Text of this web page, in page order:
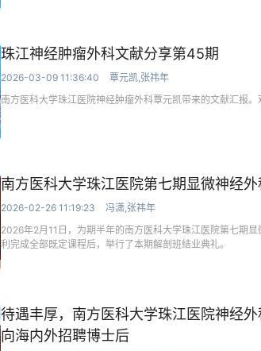
珠江神经肿瘤外科文献分享第45期
2026-03-09 11:36:40
覃元凯,张祎年
南方医科大学珠江医院神经肿瘤外科覃元凯带来的文献汇报。
南方医科大学珠江医院第七期显微神经
2026-02-26 11:19:23
冯潇,张祎年
2026年2月11日，为期半年的南方医科大学珠江医院第七期
利完成全部既定课程后，举行了本期解剖班结业典礼。
待遇丰厚，南方医科大学珠江医院神经
向海内外招聘博士后